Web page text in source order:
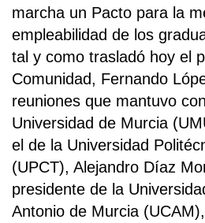
marcha un Pacto para la
empleabilidad de los
tal y como trasladó hoy el
Comunidad, Fernando
reuniones que mantuvo
Universidad de Murcia
el de la Universidad
(UPCT), Alejandro Díaz
presidente de la
Antonio de Murcia